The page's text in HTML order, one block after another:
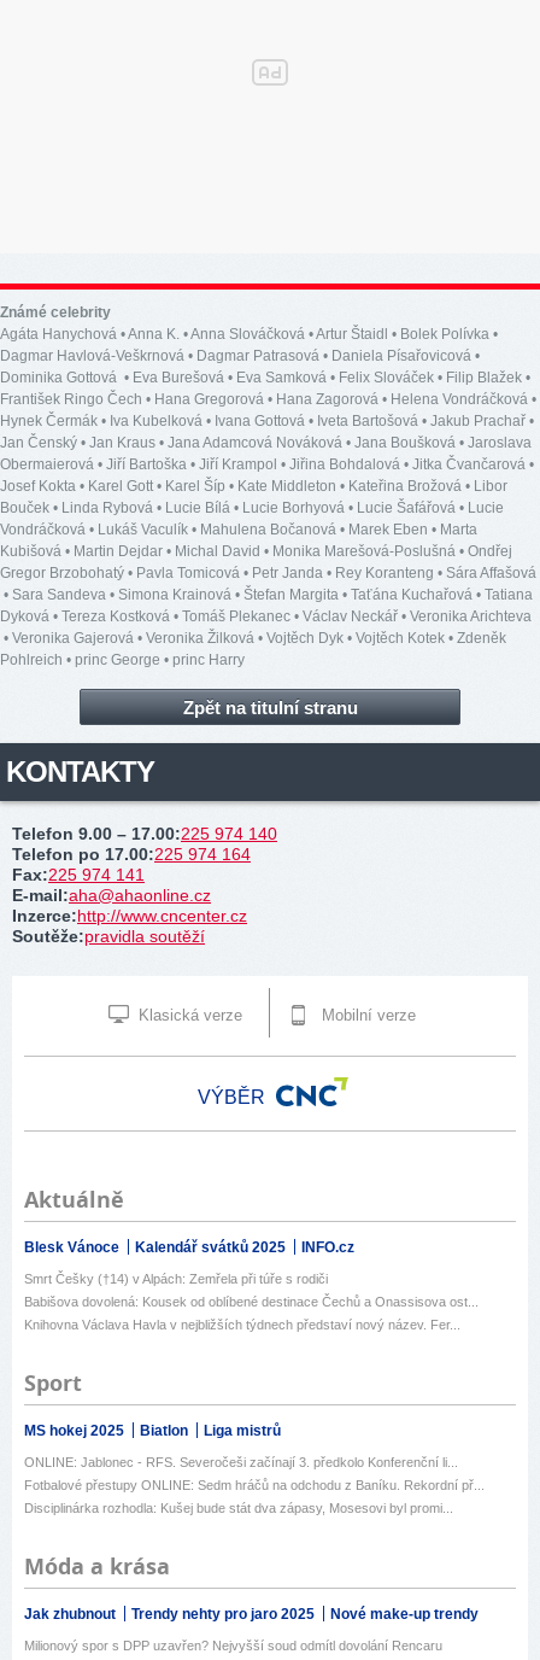
Známé celebrity
Agáta Hanychová •Anna K. •Anna Slováčková •Artur Štaidl • Bolek Polívka •
Dagmar Havlová-Veškrnová • Dagmar Patrasová • Daniela Písařovicová •
Dominika Gottová • Eva Burešová • Eva Samková • Felix Slováček • Filip Blažek •
František Ringo Čech • Hana Gregorová • Hana Zagorová • Helena Vondráčková •
Hynek Čermák • Iva Kubelková • Ivana Gottová • Iveta Bartošová • Jakub Prachař •
Jan Čenský • Jan Kraus • Jana Adamcová Nováková • Jana Boušková • Jaroslava
Obermaierová • Jiří Bartoška • Jiří Krampol • Jiřina Bohdalová • Jitka Čvančarová •
Josef Kokta • Karel Gott • Karel Šíp • Kate Middleton • Kateřina Brožová • Libor
Bouček • Linda Rybová • Lucie Bílá • Lucie Borhyová • Lucie Šafářová • Lucie
Vondráčková • Lukáš Vaculík • Mahulena Bočanová • Marek Eben • Marta
Kubišová • Martin Dejdar • Michal David • Monika Marešová-Poslušná • Ondřej
Gregor Brzobohatý • Pavla Tomicová • Petr Janda • Rey Koranteng • Sára Affašová
• Sara Sandeva • Simona Krainová • Štefan Margita • Taťána Kuchařová • Tatiana
Dyková • Tereza Kostková • Tomáš Plekanec • Václav Neckář • Veronika Arichteva
• Veronika Gajerová • Veronika Žilková • Vojtěch Dyk • Vojtěch Kotek • Zdeněk
Pohlreich • princ George • princ Harry
Zpět na titulní stranu
KONTAKTY
Telefon 9.00 – 17.00:225 974 140
Telefon po 17.00:225 974 164
Fax:225 974 141
E-mail:aha@ahaonline.cz
Inzerce:http://www.cncenter.cz
Soutěže:pravidla soutěží
Klasická verze Mobilní verze
VÝBĚR
Aktuálně
Blesk Vánoce Kalendář svátků 2025 INFO.cz
Smrt Češky (†14) v Alpách: Zemřela při túře s rodiči
Babišova dovolená: Kousek od oblíbené destinace Čechů a Onassisova ost...
Knihovna Václava Havla v nejbližších týdnech představí nový název. Fer...
Sport
MS hokej 2025 Biatlon Liga mistrů
ONLINE: Jablonec - RFS. Severočeši začínají 3. předkolo Konferenční li...
Fotbalové přestupy ONLINE: Sedm hráčů na odchodu z Baníku. Rekordní př...
Disciplinárka rozhodla: Kušej bude stát dva zápasy, Mosesovi byl promi...
Móda a krása
Jak zhubnout Trendy nehty pro jaro 2025 Nové make-up trendy
Milionový spor s DPP uzavřen? Nejvyšší soud odmítl dovolání Rencaru